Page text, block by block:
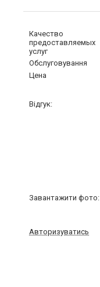
Качество
предоставляемых
услуг
Обслуговування
Цена
Відгук:
Завантажити фото:
Авторизуватись